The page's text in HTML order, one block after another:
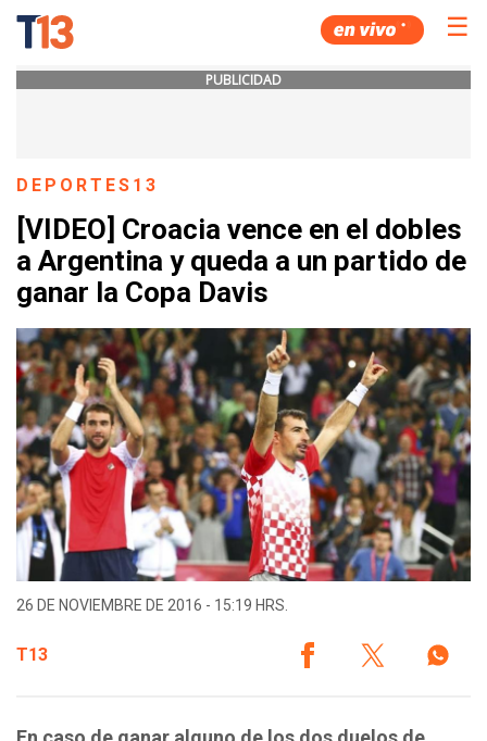
☰
PUBLICIDAD
DEPORTES13
[VIDEO] Croacia vence en el dobles
a Argentina y queda a un partido de
ganar la Copa Davis
26 DE NOVIEMBRE DE 2016 - 15:19 HRS.
T13